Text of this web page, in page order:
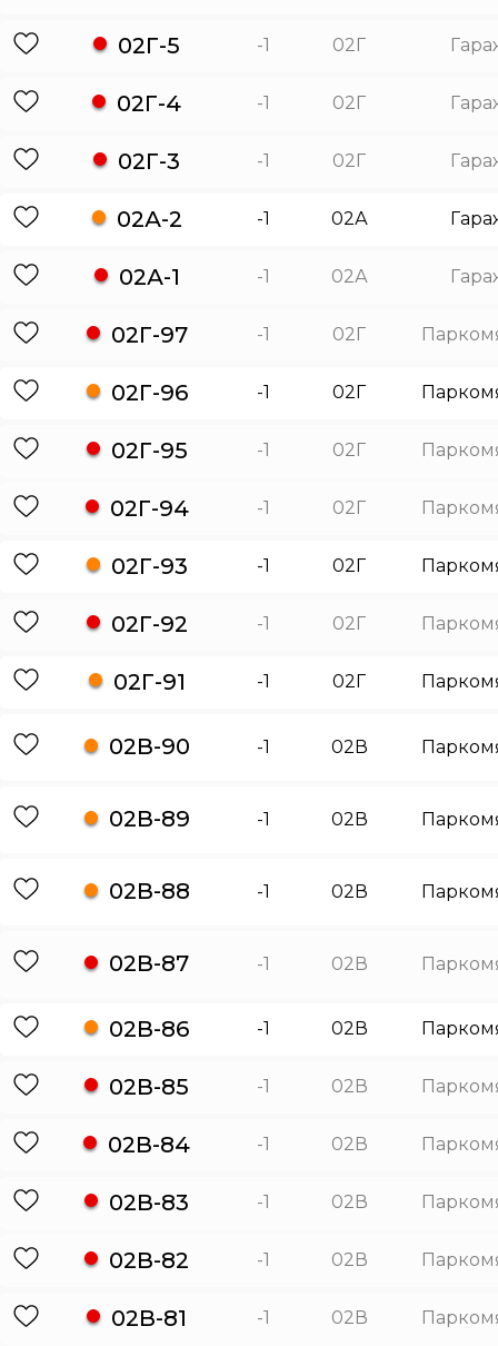
02Г-5 -1 02Г
02Г-4 -1 02Г
02Г-3 -1 02Г
02А-2 -1 02А
02А-1 -1 02А
02Г-97 -1 02Г
02Г-96 -1 02Г
02Г-95 -1 02Г
02Г-94 -1 02Г
02Г-93 -1 02Г
02Г-92 -1 02Г
02Г-91 -1 02Г
02В-90 -1 02В
02В-89 -1 02В
02В-88 -1 02В
02В-87 -1 02В
02В-86 -1 02В
02В-85 -1 02В
02В-84 -1 02В
02В-83 -1 02В
02В-82 -1 02В
02В-81 -1 02В